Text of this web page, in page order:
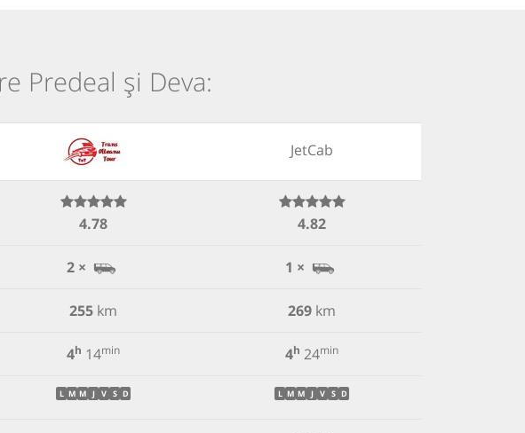
Predeal și Deva:
JetCab
4.78 4.82
2 × 1 ×
255 km 269 km
4h 14min 4h 24min
L M M J V S D L M M J V S D